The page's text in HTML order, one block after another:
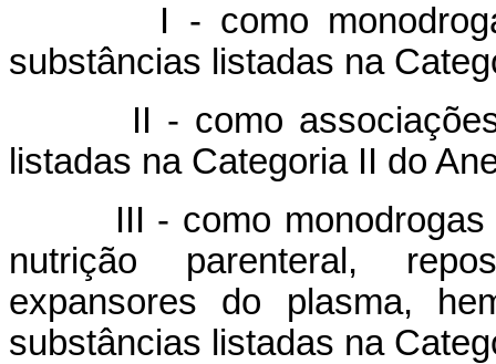
I - como
substâncias listadas na
II - como
listadas na Categoria II do
III - como
nutrição parenteral,
expansores do plasma,
substâncias listadas na